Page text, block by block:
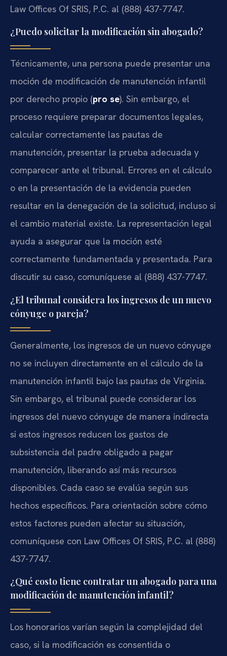
Law Offices Of SRIS, P.C. al (888) 437-7747.
¿Puedo solicitar la modificación sin abogado?
Técnicamente, una persona puede presentar una
moción de modificación de manutención infantil
por derecho propio (pro se). Sin embargo, el
proceso requiere preparar documentos legales,
calcular correctamente las pautas de
manutención, presentar la prueba adecuada y
comparecer ante el tribunal. Errores en el cálculo
o en la presentación de la evidencia pueden
resultar en la denegación de la solicitud, incluso si
el cambio material existe. La representación legal
ayuda a asegurar que la moción esté
correctamente fundamentada y presentada. Para
discutir su caso, comuníquese al (888) 437-7747.
¿El tribunal considera los ingresos de un nuevo
cónyuge o pareja?
Generalmente, los ingresos de un nuevo cónyuge
no se incluyen directamente en el cálculo de la
manutención infantil bajo las pautas de Virginia.
Sin embargo, el tribunal puede considerar los
ingresos del nuevo cónyuge de manera indirecta
si estos ingresos reducen los gastos de
subsistencia del padre obligado a pagar
manutención, liberando así más recursos
disponibles. Cada caso se evalúa según sus
hechos específicos. Para orientación sobre cómo
estos factores pueden afectar su situación,
comuníquese con Law Offices Of SRIS, P.C. al (888)
437-7747.
¿Qué costo tiene contratar un abogado para una
modificación de manutención infantil?
Los honorarios varían según la complejidad del
caso, si la modificación es consentida o